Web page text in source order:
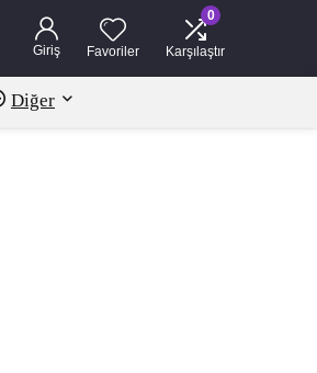
Giriş Favoriler
0
Karşılaştır
Diğer